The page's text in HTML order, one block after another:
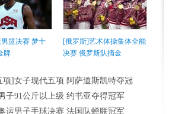
篮决赛 梦十
牌
[俄罗斯]艺术体操集体全能
决赛 俄罗斯队摘金
项]女子现代五项 阿萨道斯凯特夺冠
子91公斤以上级 约书亚夺得冠军
运男子手球决赛 法国队蝉联冠军